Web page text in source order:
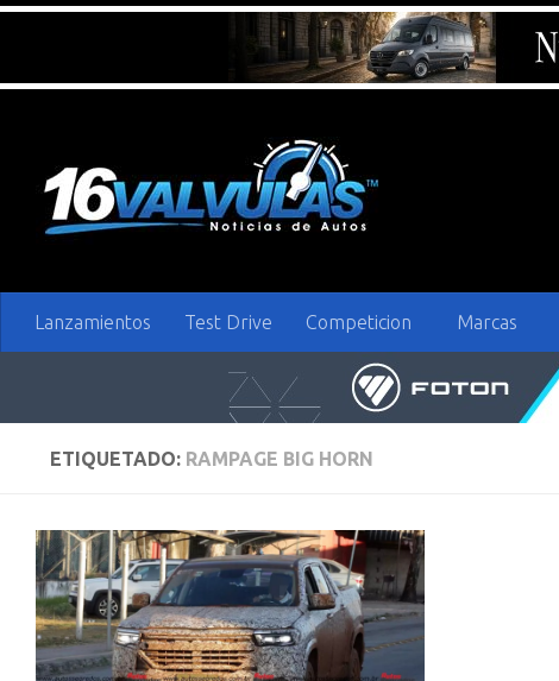
Lanzamientos Test Drive Competicion Marcas
ETIQUETADO: RAMPAGE BIG HORN